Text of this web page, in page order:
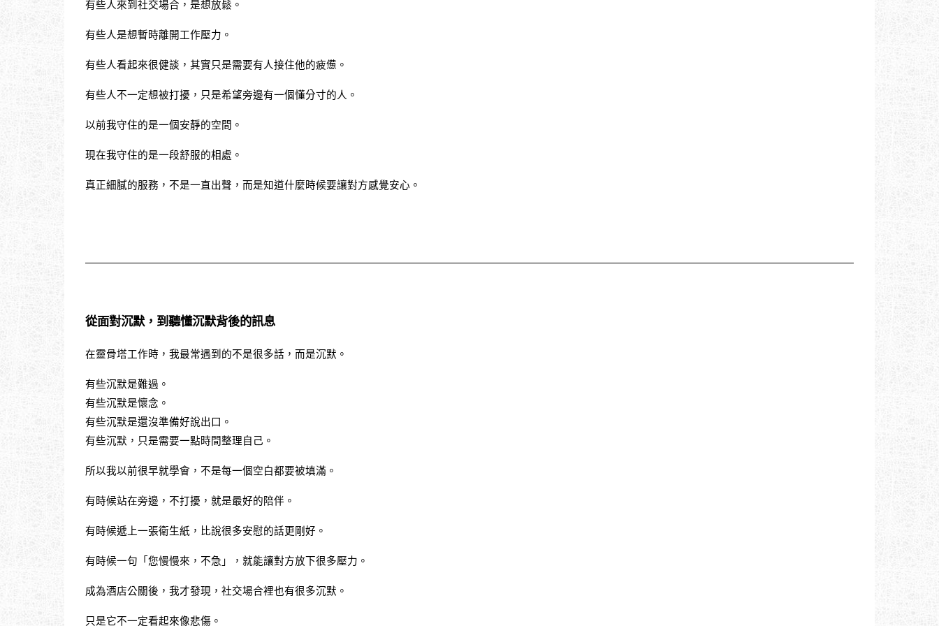
有些人來到社交場合，是想放鬆。
有些人是想暫時離開工作壓力。
有些人看起來很健談，其實只是需要有人接住他的疲憊。
有些人不一定想被打擾，只是希望旁邊有一個懂分寸的人。
以前我守住的是一個安靜的空間。
現在我守住的是一段舒服的相處。
真正細膩的服務，不是一直出聲，而是知道什麼時候要讓對方感覺安心。
從面對沉默，到聽懂沉默背後的訊息
在靈骨塔工作時，我最常遇到的不是很多話，而是沉默。
有些沉默是難過。
有些沉默是懷念。
有些沉默是還沒準備好說出口。
有些沉默，只是需要一點時間整理自己。
所以我以前很早就學會，不是每一個空白都要被填滿。
有時候站在旁邊，不打擾，就是最好的陪伴。
有時候遞上一張衛生紙，比說很多安慰的話更剛好。
有時候一句「您慢慢來，不急」，就能讓對方放下很多壓力。
成為酒店公關後，我才發現，社交場合裡也有很多沉默。
只是它不一定看起來像悲傷。